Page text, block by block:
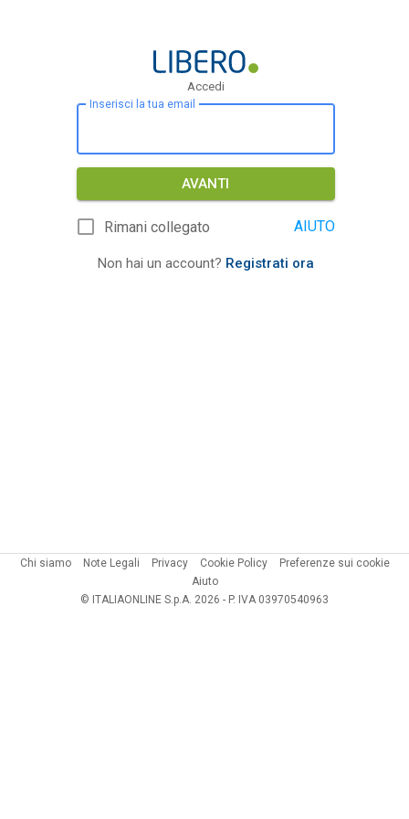
Accedi
Inserisci la tua email
AVANTI
Rimani collegato AIUTO
Non hai un account? Registrati ora
Chi siamo Note Legali Privacy Cookie Policy
Preferenze sui cookie
Aiuto
© ITALIAONLINE S.p.A. 2026 - P. IVA 03970540963